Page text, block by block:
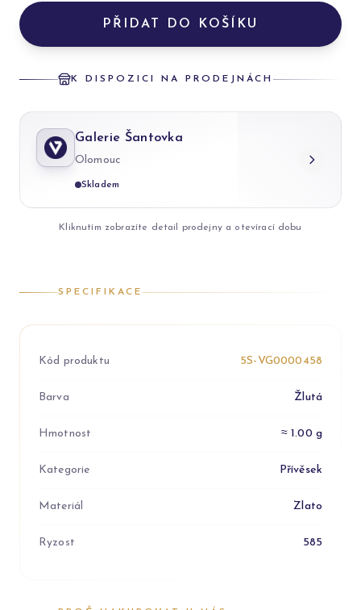
PŘIDAT DO KOŠÍKU
K DISPOZICI NA PRODEJNÁCH
Galerie Šantovka
Olomouc
Skladem
Kliknutím zobrazíte detail prodejny a otevírací dobu
SPECIFIKACE
Kód produktu 5S-VG0000458
Barva Žlutá
Hmotnost ≈ 1.00 g
Kategorie Přívěsek
Materiál Zlato
Ryzost 585